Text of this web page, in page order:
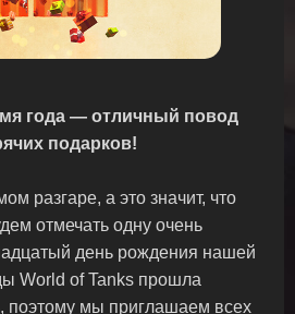
года — отличный повод
подарков!
разгаре, а это значит, что
отмечать одну очень
день рождения нашей
World of Tanks прошла
поэтому мы приглашаем всех